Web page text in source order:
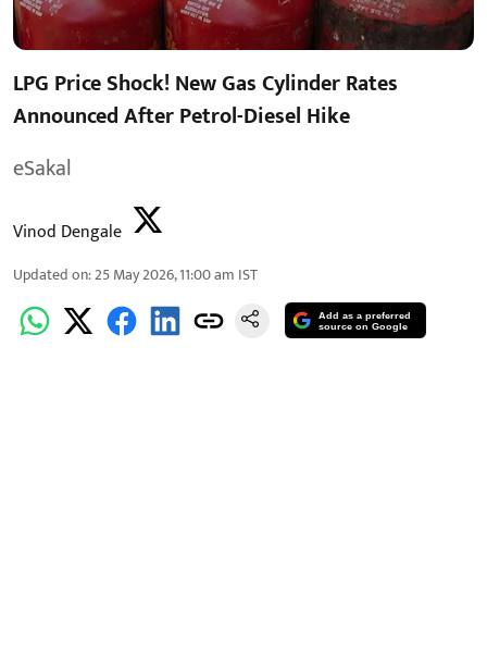
LPG Price Shock! New Gas Cylinder Rates
Announced After Petrol-Diesel Hike
eSakal
Vinod Dengale
Updated on:25 May 2026, 11:00 am IST
Add as a preferred
source on Google